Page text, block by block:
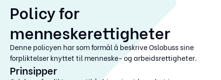
Policy for
menneskerettigheter
Denne policyen har som formål å beskrive Oslobuss sine
forpliktelser knyttet til menneske- og arbeidsrettigheter.
Prinsipper